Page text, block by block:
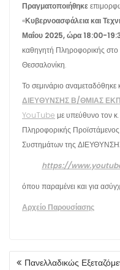
Πραγματοποιήθηκε
«Κυβερνοασφάλεια και
Μαΐου 2025, ώρα 18:00-
καθηγητή Πληροφορικής
Θεσσαλονίκη.
Το σεμινάριο αναμεταδόθηκε
ΔΙΕΥΘΥΝΣΗΣ Β/ΘΜΙΑΣ
YouTube με υπεύθυνο τον κ.
Πληροφορικής
Συστημάτων της
https://
όπου παραμένει και για
Αρχείο Παρουσίασης
Πανελλαδικώς